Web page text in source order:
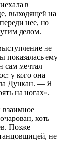
в
выходящей на
нее, но
делом.
не
показалась ему
сам мечтал
у кого она
Дункан. — Я
на ногах».
взаимное
хоть
. Позже
не